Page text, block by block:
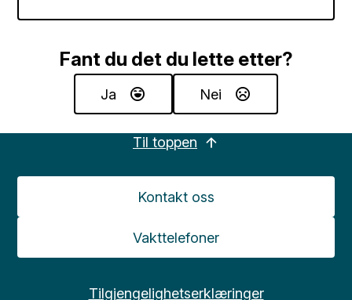
Fant du det du lette etter?
Ja Nei
Til toppen
Kontakt oss
Vakttelefoner
Tilgjengelighetserklæringer